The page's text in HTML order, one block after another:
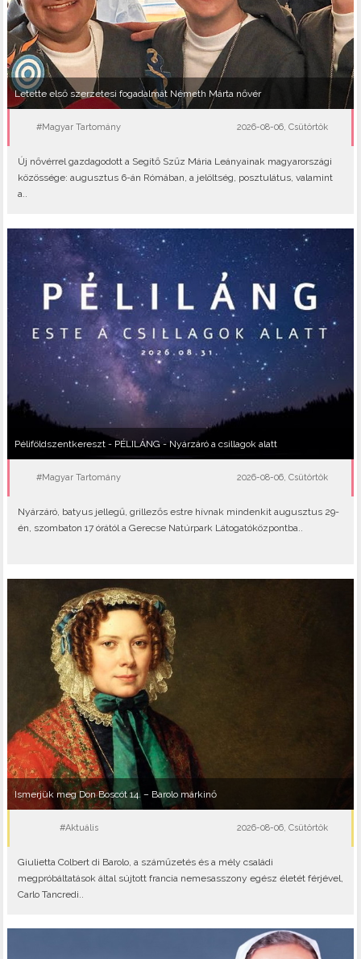
Letette első szerzetesi fogadalmát Németh Márta nővér
#Magyar Tartomány 2026-08-06, Csütörtök
Új nővérrel gazdagodott a Segítő Szűz Mária Leányainak magyarországi
közössége: augusztus 6-án Rómában, a jelöltség, posztulátus, valamint
a..
Péliföldszentkereszt - PÉLILÁNG - Nyárzáró a csillagok alatt
#Magyar Tartomány 2026-08-06, Csütörtök
Nyárzáró, batyus jellegű, grillezős estre hívnak mindenkit augusztus 29-
én, szombaton 17 órától a Gerecse Natúrpark Látogatóközpontba..
Ismerjük meg Don Boscót 14. – Barolo márkinő
#Aktuális 2026-08-06, Csütörtök
Giulietta Colbert di Barolo, a száműzetés és a mély családi
megpróbáltatások által sújtott francia nemesasszony egész életét férjével,
Carlo Tancredi..